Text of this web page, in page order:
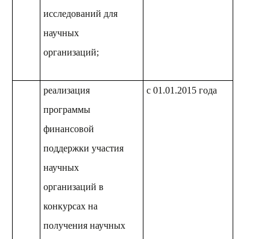
исследований для
научных
организаций;
реализация
программы
финансовой
поддержки участия
научных
организаций в
конкурсах на
получения научных
с 01.01.2015 года